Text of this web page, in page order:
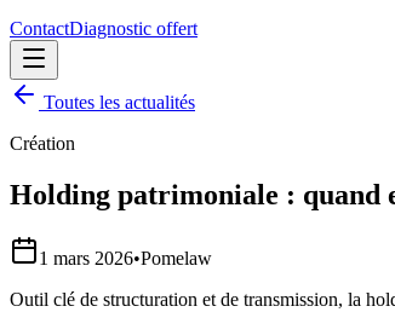
ContactDiagnostic offert
Toutes les actualités
Création
Holding patrimoniale : quand
1 mars 2026•Pomelaw
Outil clé de structuration et de transmission, la